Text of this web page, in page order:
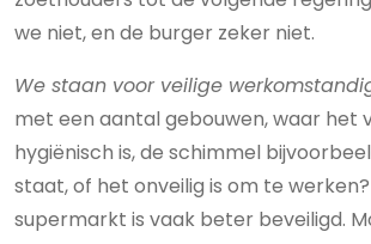
we niet, en de burger zeker niet.
We staan voor veilige
met een aantal gebouwen, waar het
hygiënisch is, de schimmel
staat, of het onveilig is om te werken?
supermarkt is vaak beter beveiligd.